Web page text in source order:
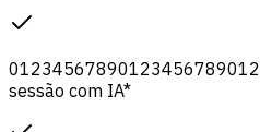
01234567890123456789012
sessão com IA*